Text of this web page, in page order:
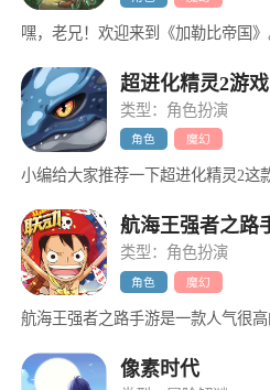
嘿，老兄！欢迎来到《加勒比帝国
超进化精灵2游戏
类型：角色扮演
角色 魔幻
小编给大家推荐一下超进化精灵2这
航海王强者之路
类型：角色扮演
角色 魔幻
航海王强者之路手游是一款人气很
像素时代